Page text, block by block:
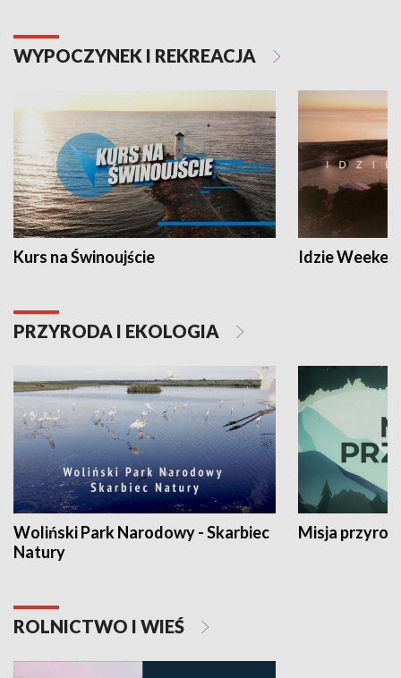
WYPOCZYNEK I REKREACJA
Kurs na Świnoujście Idzie
PRZYRODA I EKOLOGIA
Woliński Park Narodowy - Skarbiec
Natury
Misja
ROLNICTWO I WIEŚ